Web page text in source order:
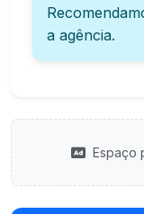
a agência.
Espaço